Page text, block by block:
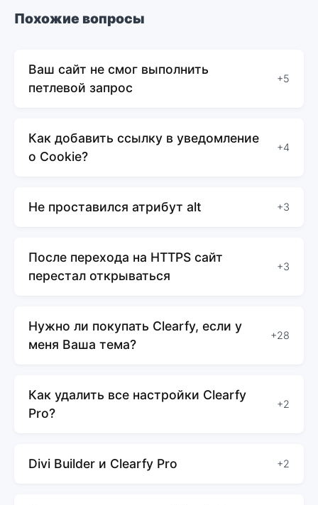
Похожие вопросы
Ваш сайт не смог выполнить
петлевой запрос
+5
Как добавить ссылку в уведомление
о Cookie?
+4
Не проставился атрибут alt +3
После перехода на HTTPS сайт
перестал открываться
+3
Нужно ли покупать Clearfy, если у
меня Ваша тема?
+28
Как удалить все настройки Clearfy
Pro?
+2
Divi Builder и Clearfy Pro +2